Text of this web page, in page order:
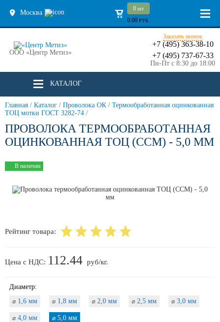
Москва
0 шт.
0.00 РУБ.
ООО «Центр Метиз»
Заказать звонок
+7 (495) 363-38-10
+7 (495) 737-67-33
Пн-Пт с 8:30 до 18:00
КАТАЛОГ
Главная / Каталог / Проволока ОК / Термообработанная оцинкованная
ТОЦ мотки ГОСТ 3282-74 /
ПРОВОЛОКА ТЕРМООБРАБОТАННАЯ
ОЦИНКОВАННАЯ ТОЦ (ССМ) - 5,0 ММ
В наличии
Рейтинг товара:
Цена с НДС: 112.44 руб/кг.
Диаметр:
⌀ 1,6 мм ⌀ 1,8 мм ⌀ 2,0 мм ⌀ 2,5 мм ⌀ 3,0 мм
⌀ 4,0 мм ⌀ 5,0 мм